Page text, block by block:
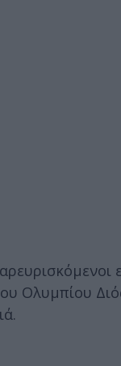
Ολυμπίου